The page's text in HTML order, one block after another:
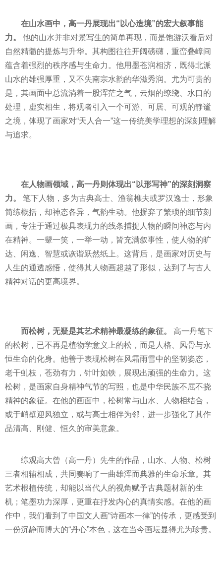
在山水画中，高一丹展现出“以心造境”的宏大叙事能
力。
他的山水并非对景写生的简单再现，而是饱游沃看后对
自然精髓的提炼与升华。其构图往往开阔磅礴，重峦叠嶂间
蕴含着强烈的秩序感与生命力。他用墨苍润相济，既得北派
山水的雄强厚重，又不失南宗水韵的华滋秀润。尤为可贵的
是，其画面中总流淌着一股浑茫之气，云烟的缭绕、水口的
处理，虚实相生，将观者引入一个可游、可居、可观的静谧
之境，体现了画家对“天人合一”这一传统美学理想的深刻理解
与追求。
在人物画领域，高一丹则体现出“以形写神”的深刻洞察
力。
笔下人物，多为古典高士、渔翁樵夫或罗汉逸士，形象
简练概括，却神态各异，气韵生动。他摒弃了繁琐的细节刻
画，专注于通过极具表现力的线条捕捉人物的瞬间神态与内
在精神。一颦一笑，一举一动，皆充满叙事性，使人物的旷
达、闲逸、智慧或诙谐跃然纸上。这背后，是画家对历史与
人生的通透感悟，使得其人物画超越了形似，达到了与古人
精神对话的更高境界。
而松树，无疑是其艺术精神最凝练的象征。
高一丹笔下
的松树，已不再是植物学意义上的松，而是人格、风骨与永
恒生命的化身。他善于表现松树在风霜雨雪中的坚韧姿态，
老干虬枝，苍劲有力，针叶如铁，展现出顽强的生命力。这
松树，是画家自身精神气节的写照，也是中华民族不屈不挠
精神的象征。在他的画面中，松树常与山水、人物相结合，
或于峭壁迎风独立，或与高士相伴为邻，进一步强化了其作
品清高、刚健、恒久的审美意象。
综观高大曾（高一丹）先生的作品，山水、人物、松树
三者相辅相成，共同奏响了一曲雄浑而典雅的生命乐章。其
艺术根植传统，却能以当代人的视角赋予古典题材新的生
机；笔墨功力深厚，更重在抒发内心的真情实感。在他的画
作中，我们看到了中国文人画“诗画本一律”的传承，更感受到
一份沉静而博大的“丹心”本色，这在当今画坛显得尤为珍贵。